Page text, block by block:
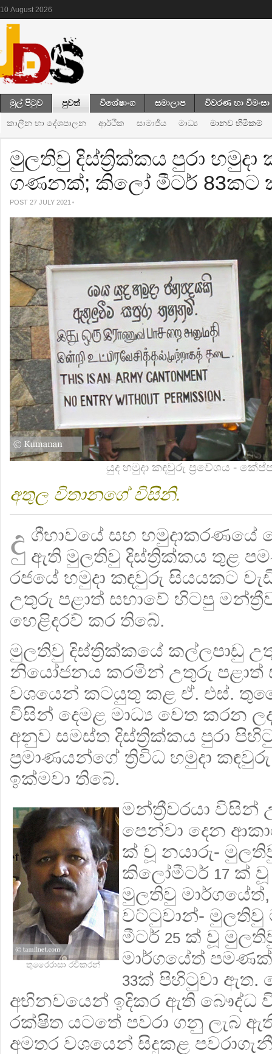
10 August 2026
මුල් පිටුව පුවත් විශේෂාංග සමාලාප විවරණ හා වීමංසා
කාලීන හා දේශපාලන ආර්ථික සාමාජීය මාධ්‍ය මානව හිමිකම්
මුලතිවු දිස්ත්‍රික්කය පුරා
ගණනක්; කිලෝ මීටර් 83කට
POST 27 JULY 2021
යුද හමුදා කඳවුරු ප්‍රවේශය -
අතුල විතානගේ විසිනි.
දු ගීභාවයේ සහ හමුදාකරණයේ
ඇති මුලතිවු දිස්ත්‍රික්කය තුළ
රජයේ හමුදා කඳවුරු සියයකට
උතුරු පළාත් සභාවේ හිටපු
හෙළිදරව් කර තිබේ.
මුලතිවු දිස්ත්‍රික්කයේ කල්ලපාඩු
නියෝජනය කරමින් උතුරු පළාත්
වශයෙන් කටයුතු කළ ඒ. එස්.
විසින් දෙමළ මාධ්‍ය වෙත කරන
අනුව සමස්ත දිස්ත්‍රික්කය පුරා
ප්‍රමාණයන්ගේ ත්‍රිවිධ හමුදා
ඉක්මවා තිබේ.
තුරෛරාසා රවිකරන්
මන්ත්‍රීවරයා විසින්
පෙන්වා දෙන
ක් වූ නයාරු-
කිලෝමීටර් 17 ක් වූ
මුලතිවු
වට්ටුවාන්- මුලතිවු
මීටර් 25 ක් වූ
මාර්ගයේත් පමණක්
33ක් පිහිටුවා ඇත.
අභිනවයෙන් ඉදිකර ඇති බෞද්ධ
රක්ෂිත යටතේ පවරා ගනු ලැබ
අමතර වශයෙන් සිදුකළ